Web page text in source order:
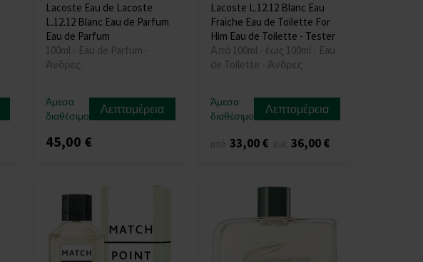
Lacoste Eau de Lacoste
L.12.12 Blanc Eau de Parfum
Eau de Parfum
100ml - Eau de Parfum -
Άνδρες
Άμεσα
διαθέσιμο
Λεπτομέρεια
45,00 €
Lacoste L.12.12 Blanc Eau
Fraiche Eau de Toilette For
Him Eau de Toilette - Tester
Από 100ml - έως 100ml - Eau
de Toilette - Άνδρες
Άμεσα
διαθέσιμο
Λεπτομέρεια
από 33,00 € έως 36,00 €